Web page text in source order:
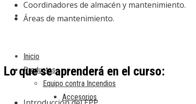
Inicio
Productos
Equipo contra Incendios
Accesorios
Coordinadores de almacén y mantenimiento.
Áreas de mantenimiento.
Lo que se aprenderá en el curso: